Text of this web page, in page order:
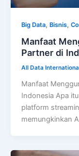
Big Data, Bisnis,
Manfaat
Partner di
All Data
Manfaat
Indonesia Apa
platform
memungkinkan